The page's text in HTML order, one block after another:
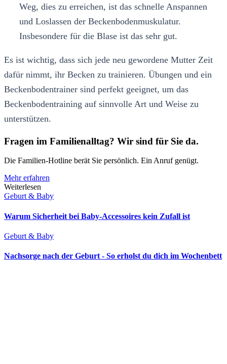
Weg, dies zu erreichen, ist das schnelle Anspannen
und Loslassen der Beckenbodenmuskulatur.
Insbesondere für die Blase ist das sehr gut.
Es ist wichtig, dass sich jede neu gewordene Mutter Zeit
dafür nimmt, ihr Becken zu trainieren. Übungen und ein
Beckenbodentrainer sind perfekt geeignet, um das
Beckenbodentraining auf sinnvolle Art und Weise zu
unterstützen.
Fragen im Familienalltag? Wir sind für Sie da.
Die Familien-Hotline berät Sie persönlich. Ein Anruf genügt.
Mehr erfahren
Weiterlesen
Geburt & Baby
Warum Sicherheit bei Baby-Accessoires kein Zufall ist
Geburt & Baby
Nachsorge nach der Geburt - So erholst du dich im Wochenbett